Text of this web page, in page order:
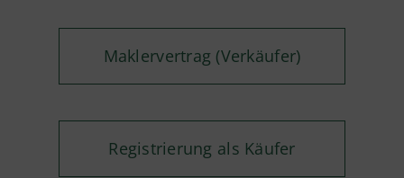
Maklervertrag (Verkäufer)
Registrierung als Käufer